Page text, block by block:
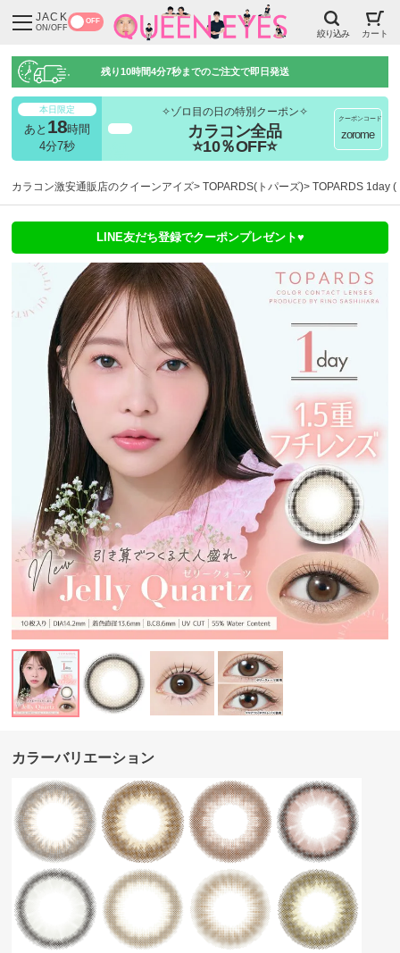
JACK
ON/OFF
OFF
絞り込み カート
残り10時間4分6秒までのご注文で即日発送
本日限定
あと 18時間
4分6秒
✧ゾロ目の日の特別クーポン✧
カラコン全品
⭐10％OFF⭐
クーポンコード
zorome
カラコン激安通販店のクイーンアイズ TOPARDS(トパーズ) TOPARDS 1day
LINE友だち登録でクーポンプレゼント♥
カラーバリエーション